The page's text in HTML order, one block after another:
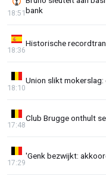
bank
18:51
Historische
18:36
Union slikt
18:10
Club Brugge onthult
17:48
'Genk bezwijkt:
17:29